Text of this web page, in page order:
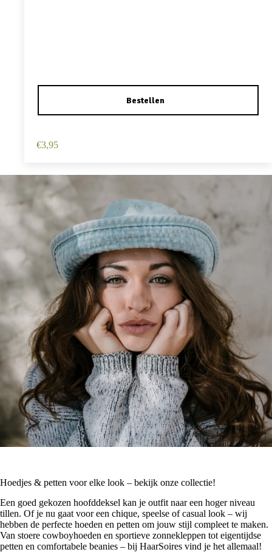
€3,95
Hoedjes & petten voor elke look – bekijk onze collectie!
Een goed gekozen hoofddeksel kan je outfit naar een hoger niveau
tillen. Of je nu gaat voor een chique, speelse of casual look – wij
hebben de perfecte hoeden en petten om jouw stijl compleet te maken.
Van stoere cowboyhoeden en sportieve zonnekleppen tot eigentijdse
petten en comfortabele beanies – bij HaarSoires vind je het allemaal!